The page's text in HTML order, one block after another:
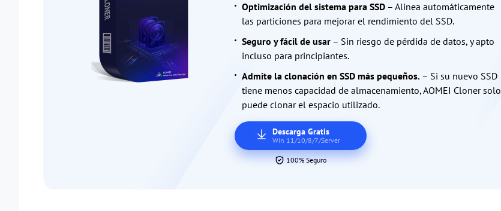
Optimización del sistema para SSD– Alinea automáticamente
las particiones para mejorar el rendimiento del SSD.
Seguro y fácil de usar– Sin riesgo de pérdida de datos, y apto
incluso para principiantes.
Admite la clonación en SSD más pequeños.– Si su nuevo SSD
tiene menos capacidad de almacenamiento, AOMEI Cloner solo
puede clonar el espacio utilizado.
Descarga Gratis
Win 11/10/8/7/Server
100% Seguro